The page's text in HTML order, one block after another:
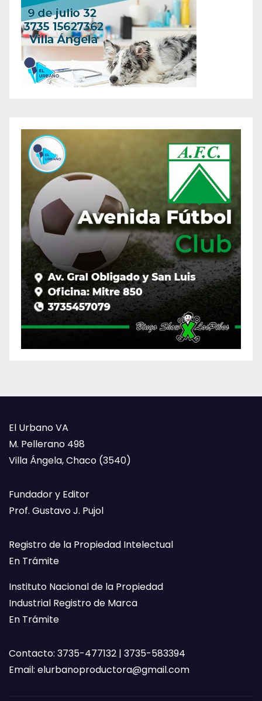
El Urbano VA
M. Pellerano 498
Villa Ángela, Chaco (3540)
Fundador y Editor
Prof. Gustavo J. Pujol
Registro de la Propiedad Intelectual
En Trámite
Instituto Nacional de la Propiedad
Industrial Registro de Marca
En Trámite
Contacto: 3735-477132 | 3735-583394
Email: elurbanoproductora@gmail.com